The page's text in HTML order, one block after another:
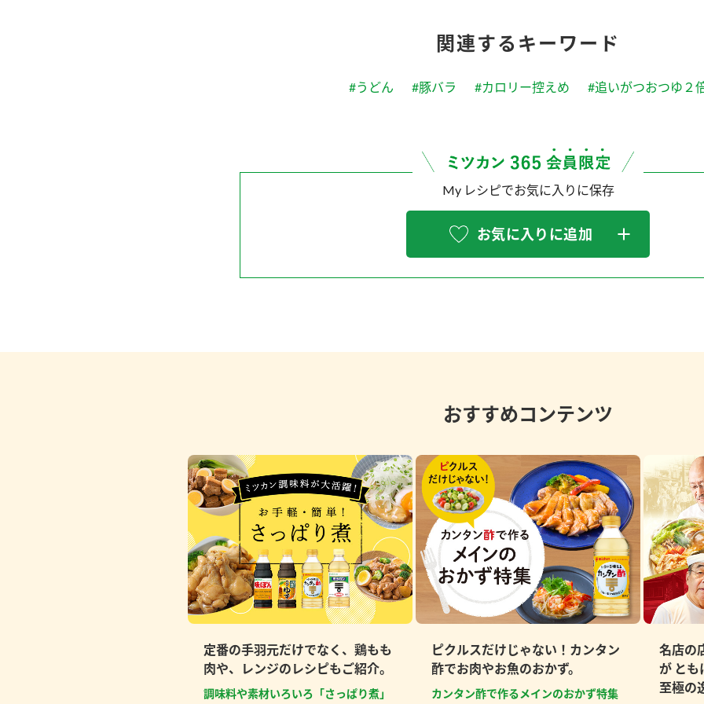
関連するキーワード
#うどん #豚バラ #カロリー控えめ #追いがつおつゆ２
My レシピでお気に入りに保存
お気に入りに追加
おすすめコンテンツ
定番の手羽元だけでなく、鶏もも
肉や、レンジのレシピもご紹介。
調味料や素材いろいろ「さっぱり煮」
ピクルスだけじゃない！カンタン
酢でお肉やお魚のおかず。
カンタン酢で作るメインのおかず特集
名店の
が とも
至極の